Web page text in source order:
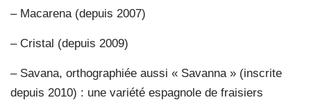
– Macarena (depuis 2007)
– Cristal (depuis 2009)
– Savana, orthographiée aussi « Savanna » (inscrite
depuis 2010) : une variété espagnole de fraisiers